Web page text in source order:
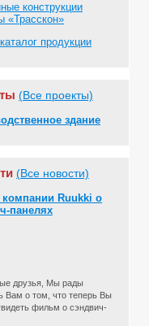
конструкции
«Трасскон»
продукции
(Все проекты)
здание
(Все новости)
Ruukki о
панелях
друзья, Мы рады
Вам о том, что теперь Вы
фильм о сэндвич-